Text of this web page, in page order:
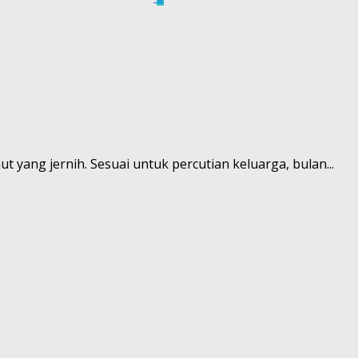
yang jernih. Sesuai untuk percutian keluarga, bulan...